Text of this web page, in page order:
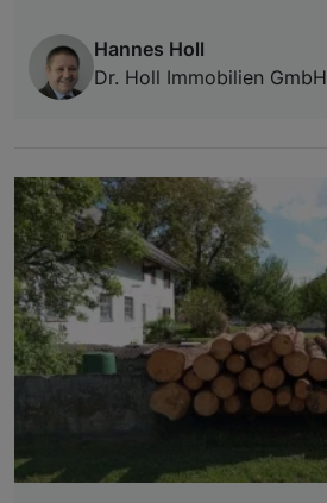
Hannes Holl
Dr. Holl Immobilien GmbH